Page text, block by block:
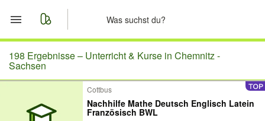
Start
Merkliste
Nachrichten
198 Ergebnisse – Unterricht & Kurse in Chemnitz -
Sachsen
Cottbus
Nachhilfe Mathe Deutsch Englisch Latein
Französisch BWL